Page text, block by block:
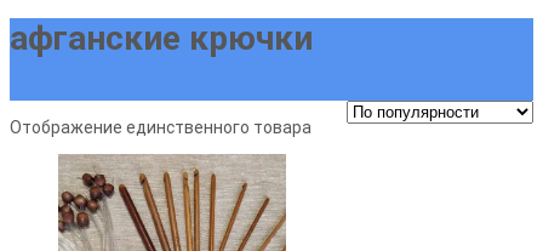
афганские крючки
Отображение единственного товара